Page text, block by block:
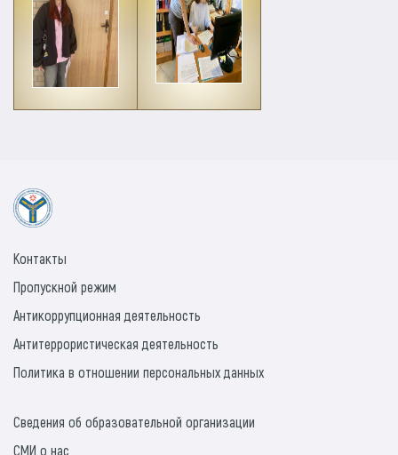
Контакты
Пропускной режим
Антикоррупционная деятельность
Антитеррористическая деятельность
Политика в отношении персональных данных
Сведения об образовательной организации
СМИ о нас